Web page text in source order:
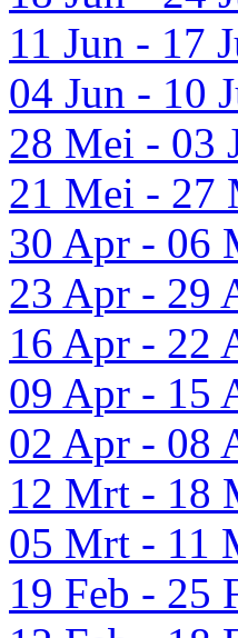
11 Jun - 17
04 Jun - 10
28 Mei - 03
21 Mei - 27
30 Apr - 06
23 Apr - 29
16 Apr - 22
09 Apr - 15
02 Apr - 08
12 Mrt - 18
05 Mrt - 11
19 Feb - 25